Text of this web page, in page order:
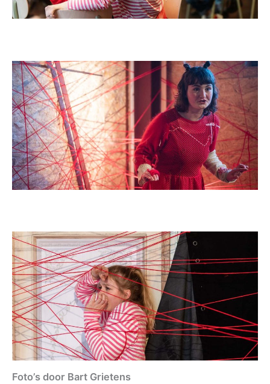
Foto’s door Bart Grietens